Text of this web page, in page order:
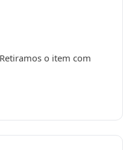
o item com